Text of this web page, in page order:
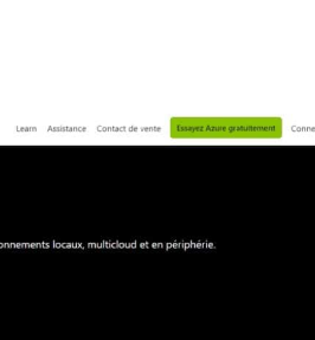
fonctionnalités
ces défis, Cloudways
avantages du cloud sans les
dans ses options de